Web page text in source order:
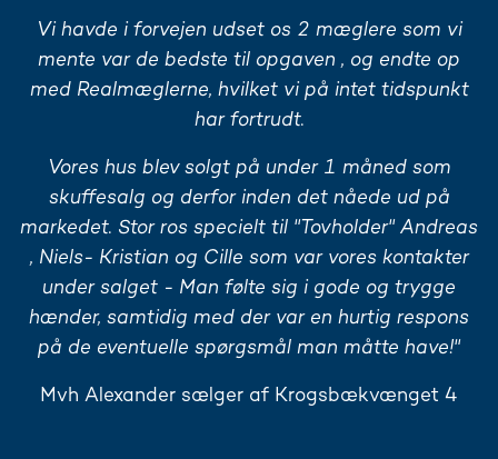
Vi havde i forvejen udset os 2 mæglere som vi
mente var de bedste til opgaven , og endte op
med Realmæglerne, hvilket vi på intet tidspunkt
har fortrudt.
Vores hus blev solgt på under 1 måned som
skuffesalg og derfor inden det nåede ud på
markedet. Stor ros specielt til "Tovholder" Andreas
, Niels- Kristian og Cille som var vores kontakter
under salget - Man følte sig i gode og trygge
hænder, samtidig med der var en hurtig respons
på de eventuelle spørgsmål man måtte have!"
Mvh Alexander sælger af Krogsbækvænget 4